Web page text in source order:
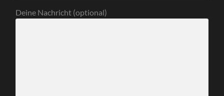
Deine Nachricht (optional)